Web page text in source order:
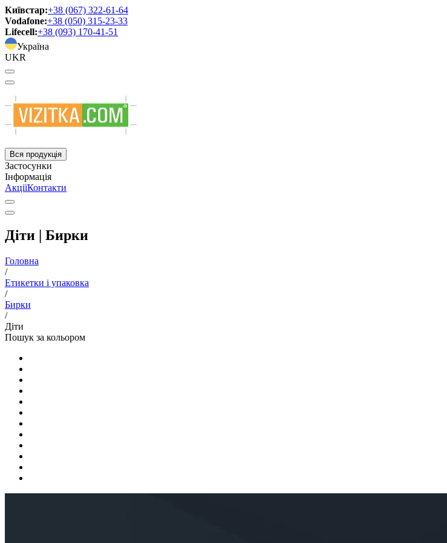
Київстар:+38 (067) 322-61-64
Vodafone:+38 (050) 315-23-33
Lifecell:+38 (093) 170-41-51
Україна
UKR
Вся продукція
Застосунки
Інформація
АкціїКонтакти
Діти | Бирки
Головна
/
Етикетки і упаковка
/
Бирки
/
Діти
Пошук за кольором